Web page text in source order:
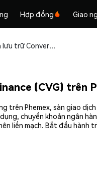
Hợp đồng Giao
Mua và lưu trữ Convergence Finance (CVG) an toàn
(CVG) trên
trên Phemex, sàn giao
chuyển khoản ngân
liền mạch. Bắt đầu